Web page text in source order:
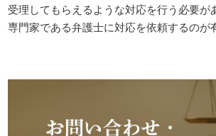
受理してもらえるような対応を行う必要が
専門家である弁護士に対応を依頼するのが